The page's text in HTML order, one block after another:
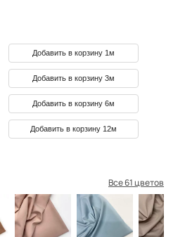
Добавить в корзину 1м
Добавить в корзину 3м
Добавить в корзину 6м
Добавить в корзину 12м
Все 61 цветов